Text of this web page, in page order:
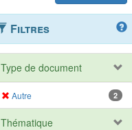
Filtres
Type de document
Autre 2
Thématique